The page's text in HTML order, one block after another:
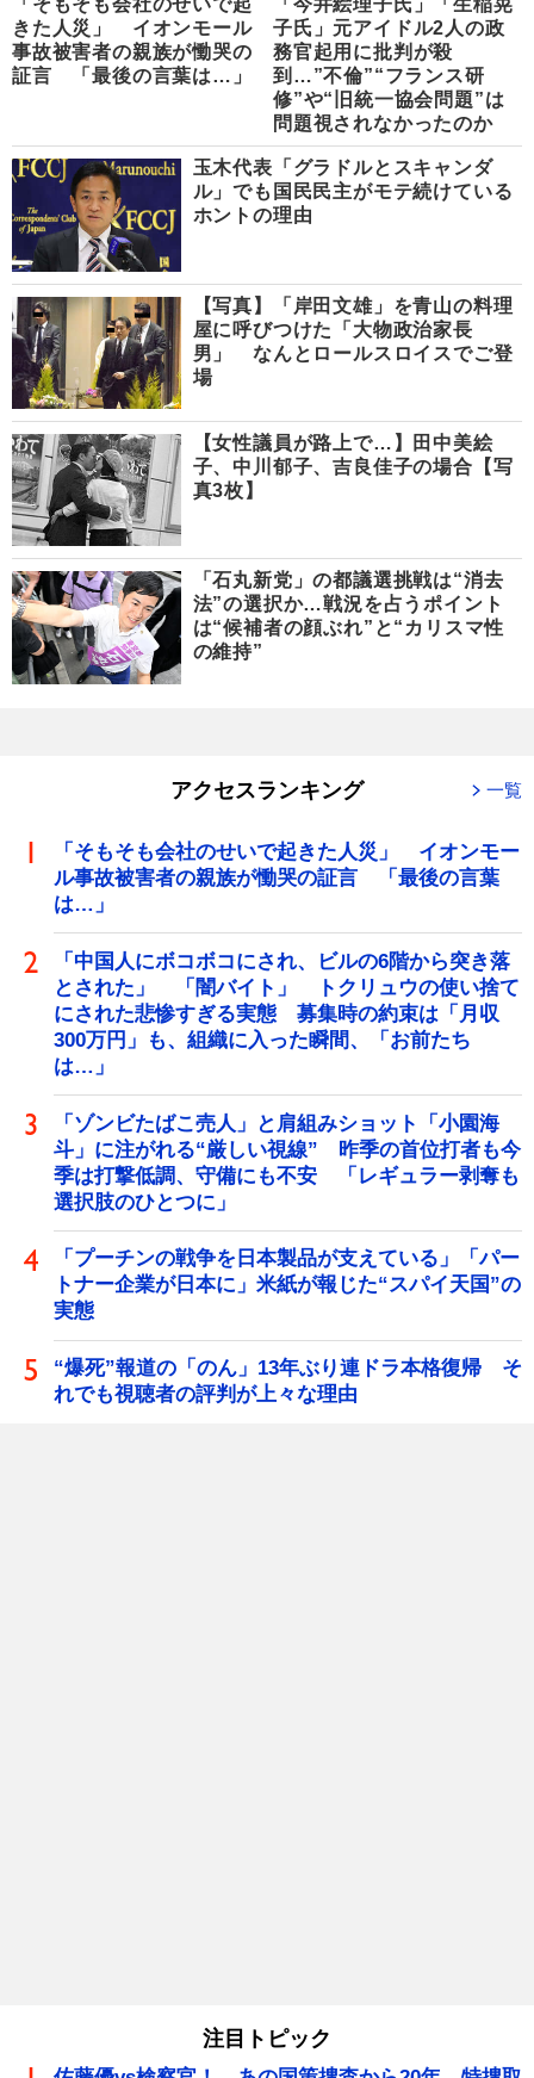
「そもそも会社のせいで起
きた人災」 イオンモール
事故被害者の親族が慟哭の
証言 「最後の言葉は…」
「今井絵理子氏」「生稲晃
子氏」元アイドル2人の政
務官起用に批判が殺
到…”不倫”“フランス研
修”や“旧統一協会問題”は
問題視されなかったのか
玉木代表「グラドルとスキャンダ
ル」でも国民民主がモテ続けている
ホントの理由
【写真】「岸田文雄」を青山の料理
屋に呼びつけた「大物政治家長
男」 なんとロールスロイスでご登
場
【女性議員が路上で…】田中美絵
子、中川郁子、吉良佳子の場合【写
真3枚】
「石丸新党」の都議選挑戦は“消去
法”の選択か…戦況を占うポイント
は“候補者の顔ぶれ”と“カリスマ性
の維持”
アクセスランキング 一覧
「そもそも会社のせいで起きた人災」 イオンモー
ル事故被害者の親族が慟哭の証言 「最後の言葉
は…」
「中国人にボコボコにされ、ビルの6階から突き落
とされた」 「闇バイト」 トクリュウの使い捨て
にされた悲惨すぎる実態 募集時の約束は「月収
300万円」も、組織に入った瞬間、「お前たち
は…」
「ゾンビたばこ売人」と肩組みショット「小園海
斗」に注がれる“厳しい視線” 昨季の首位打者も今
季は打撃低調、守備にも不安 「レギュラー剥奪も
選択肢のひとつに」
「プーチンの戦争を日本製品が支えている」「パー
トナー企業が日本に」米紙が報じた“スパイ天国”の
実態
“爆死”報道の「のん」13年ぶり連ドラ本格復帰 そ
れでも視聴者の評判が上々な理由
注目トピック